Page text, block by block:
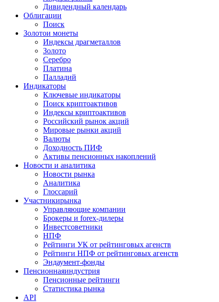
Дивидендный календарь
Облигации
Поиск
Золотои монеты
Индексы драгметаллов
Золото
Серебро
Платина
Палладий
Индикаторы
Ключевые индикаторы
Поиск криптоактивов
Индексы криптоактивов
Российский рынок акций
Мировые рынки акций
Валюты
Доходность ПИФ
Активы пенсионных накоплений
Новости и аналитика
Новости рынка
Аналитика
Глоссарий
Участникирынка
Управляющие компании
Брокеры и forex-дилеры
Инвестсоветники
НПФ
Рейтинги УК от рейтинговых агенств
Рейтинги НПФ от рейтинговых агенств
Эндаумент-фонды
Пенсионнаяиндустрия
Пенсионные рейтинги
Статистика рынка
API